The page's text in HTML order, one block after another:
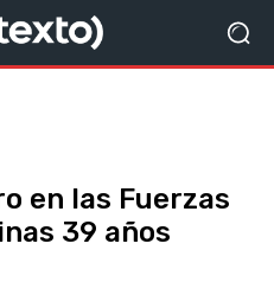
en las Fuerzas
39 años